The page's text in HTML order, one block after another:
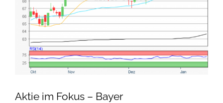
Aktie im Fokus – Bayer